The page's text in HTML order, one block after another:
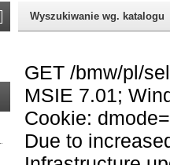
Wyszukiwanie wg. katalogu